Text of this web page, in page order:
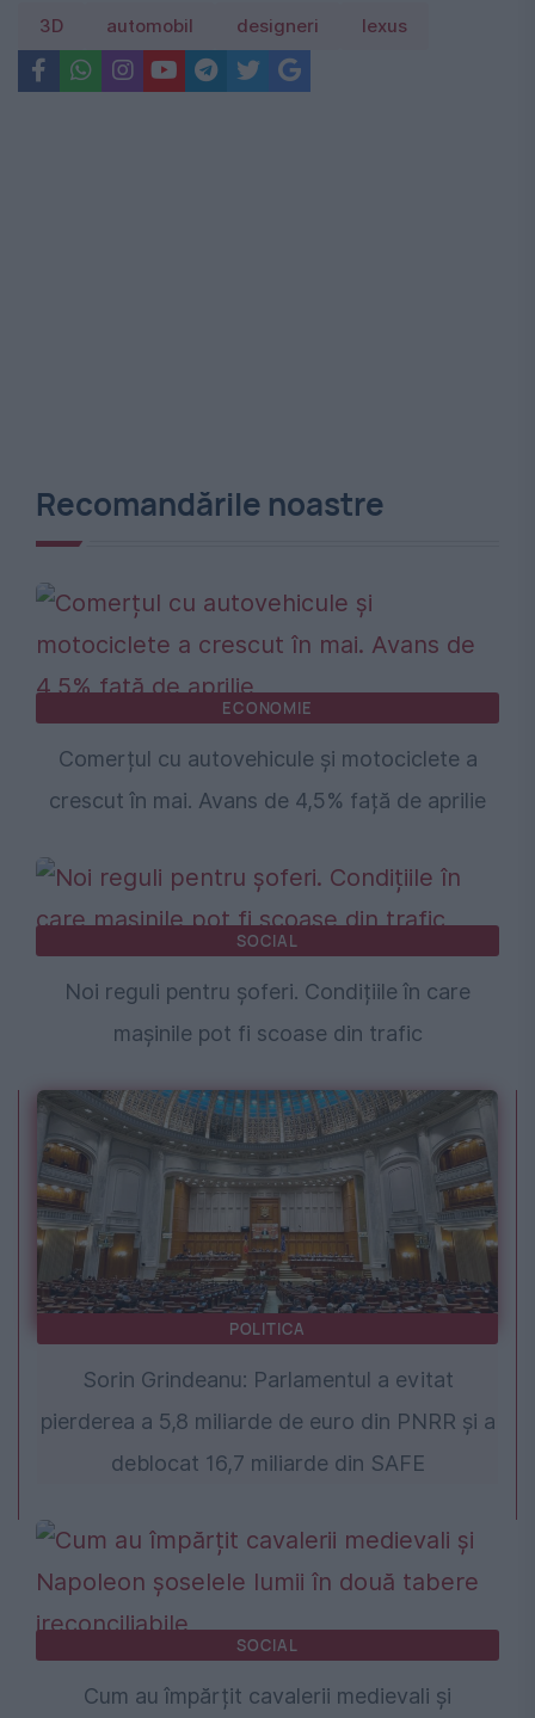
3D automobil designeri lexus
Recomandările noastre
ECONOMIE
Comerțul cu autovehicule și motociclete a
crescut în mai. Avans de 4,5% față de aprilie
SOCIAL
Noi reguli pentru șoferi. Condițiile în care
mașinile pot fi scoase din trafic
POLITICA
Sorin Grindeanu: Parlamentul a evitat
pierderea a 5,8 miliarde de euro din PNRR și a
deblocat 16,7 miliarde din SAFE
SOCIAL
Cum au împărțit cavalerii medievali și